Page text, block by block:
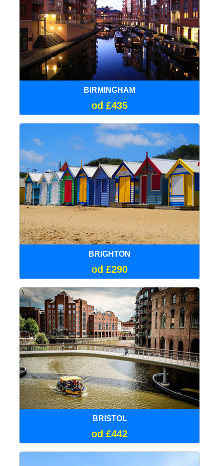
BIRMINGHAM
od £435
BRIGHTON
od £290
BRISTOL
od £442